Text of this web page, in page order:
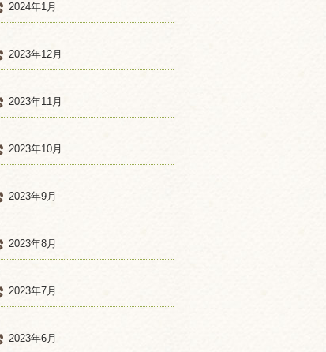
2024年1月
2023年12月
2023年11月
2023年10月
2023年9月
2023年8月
2023年7月
2023年6月